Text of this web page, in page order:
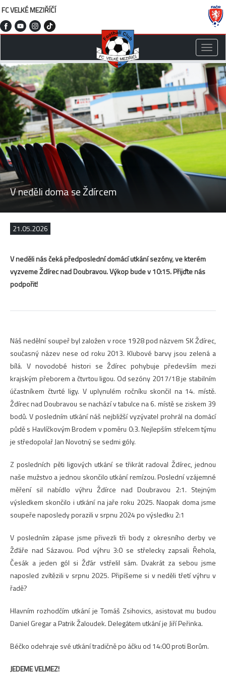
FC VELKÉ MEZIŘÍČÍ
Toggle
V neděli doma se Ždírcem
21.05.2026
V neděli nás čeká předposlední domácí utkání sezóny, ve kterém
vyzveme Ždírec nad Doubravou. Výkop bude v 10:15. Přijďte nás
podpořit!
Náš nedělní soupeř byl založen v roce 1928 pod názvem SK Ždírec,
současný název nese od roku 2013. Klubové barvy jsou zelená a
bílá. V novodobé histori se Ždírec pohybuje především mezi
krajským přeborem a čtvrtou ligou. Od sezóny 2017/18 je stabilním
účastníkem čtvrté ligy. V uplynulém ročníku skončil na 14. místě.
Ždírec nad Doubravou se nachází v tabulce na 6. místě se ziskem 39
bodů. V posledním utkání náš nejbližší vyzývatel prohrál na domácí
půdě s Havlíčkovým Brodem v poměru 0:3. Nejlepším střelcem týmu
je středopolař Jan Novotný se sedmi góly.
Z posledních pěti ligových utkání se třikrát radoval Ždírec, jednou
naše mužstvo a jednou skončilo utkání remízou. Poslední vzájemné
měření sil nabídlo výhru Ždírce nad Doubravou 2:1. Stejným
výsledkem skončilo i utkání na jaře roku 2025. Naopak doma jsme
soupeře naposledy porazili v srpnu 2024 po výsledku 2:1
V posledním zápase jsme přivezli tři body z okresního derby ve
Žďáře nad Sázavou. Pod výhru 3:0 se střelecky zapsali Řehola,
Česák a jeden gól si Žďár vstřelil sám. Dvakrát za sebou jsme
naposled zvítězili v srpnu 2025. Připíšeme si v neděli třetí výhru v
řadě?
Hlavním rozhodčím utkání je Tomáš Zsihovics, asistovat mu budou
Daniel Gregar a Patrik Žaloudek. Delegátem utkání je Jiří Peřinka.
Béčko odehraje své utkání tradičně po áčku od 14:00 proti Borům.
JEDEME VELMEZ!